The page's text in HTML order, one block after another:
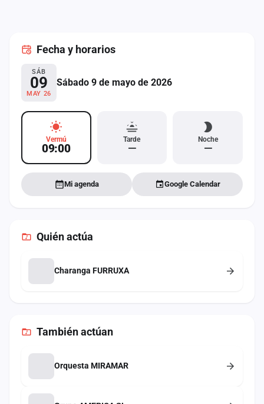
Fecha y horarios
SÁB
09
MAY 26
Sábado 9 de mayo de 2026
Vermú
09:00
Tarde
—
Noche
—
Mi agenda Google Calendar
Quién actúa
Charanga FURRUXA
Tambiénactúan
Orquesta MIRAMAR